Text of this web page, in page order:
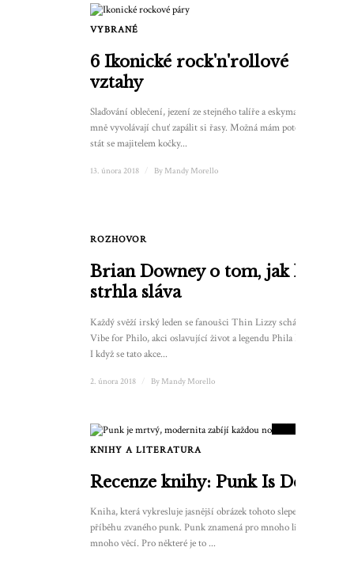
VYBRANÉ
6 Ikonické rock'n'rollové
vztahy
Slaďování oblečení, jezení ze stejného talíře a eskymačky ve
mně vyvolávají chuť zapálit si řasy. Možná mám potenciál
stát se majitelem kočky...
13. února 2018 By Mandy Morello
ROZHOVOR
Brian Downey o tom, jak ho
strhla sláva
Každý svěží irský leden se fanoušci Thin Lizzy scházejí na
Vibe for Philo, akci oslavující život a legendu Phila Lynotta.
I když se tato akce...
2. února 2018 By Mandy Morello
KNIHY A LITERATURA
Recenze knihy: Punk Is Dead
Kniha, která vykresluje jasnější obrázek tohoto slepeného
příběhu zvaného punk. Punk znamená pro mnoho lidí
mnoho věcí. Pro některé je to ...